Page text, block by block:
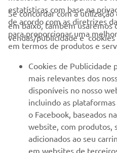
EMPRESA
MAIS YAMAHA
SERVIÇO E SUPORTE
NEWSLETTER
estatísticas com base na
de acordo com as diretrizes
para proporcionar uma
em termos de produtos e
Se concordar com a utilização
em baixo, também usaremos
vendas/publicidade e cookies
Cookies de Publicidade
mais relevantes dos
disponíveis no nosso
incluindo as plataformas
o Facebook, baseados
website, com produtos,
adicionados ao seu
em websites de